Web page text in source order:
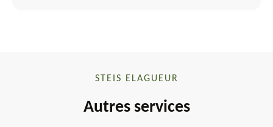
STEIS ELAGUEUR
Autres services